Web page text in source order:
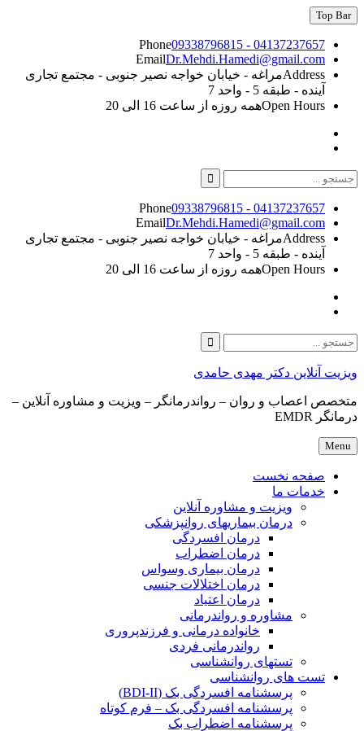
Skip
to
content
Top Bar
Phone09338796815 - 04137237657
EmailDr.Mehdi.Hamedi@gmail.com
Addressمراغه - خیابان خواجه نصیر جنوبی - مجتمع تجاری
آینده - طبقه 5 - واحد 7
Open Hoursهمه روزه از ساعت 16 الی 20
Search
for:
Phone09338796815 - 04137237657
EmailDr.Mehdi.Hamedi@gmail.com
Addressمراغه - خیابان خواجه نصیر جنوبی - مجتمع تجاری
آینده - طبقه 5 - واحد 7
Open Hoursهمه روزه از ساعت 16 الی 20
Search
Search
for:
ویزیت آنلاین دکتر مهدی حامدی
متخصص اعصاب و روان – رواندرمانگر – ویزیت و مشاوره آنلاین –
درمانگر EMDR
Menu
صفحه نخست
خدمات ما
ویزیت و مشاوره آنلاین
درمان بیماریهای روانپزشکی
درمان افسردگی
درمان اضطراب
درمان بیماری وسواس
درمان اختلالات جنسی
درمان اعتیاد
مشاوره و رواندرمانی
خانواده درمانی و فرزندپروری
رواندرمانی فردی
تستهای روانشناسی
تست های روانشناسی
پرسشنامه افسردگی بک (BDI-II)
پرسشنامه افسردگی بک – فرم کوتاه
پرسشنامه اضطراب بک